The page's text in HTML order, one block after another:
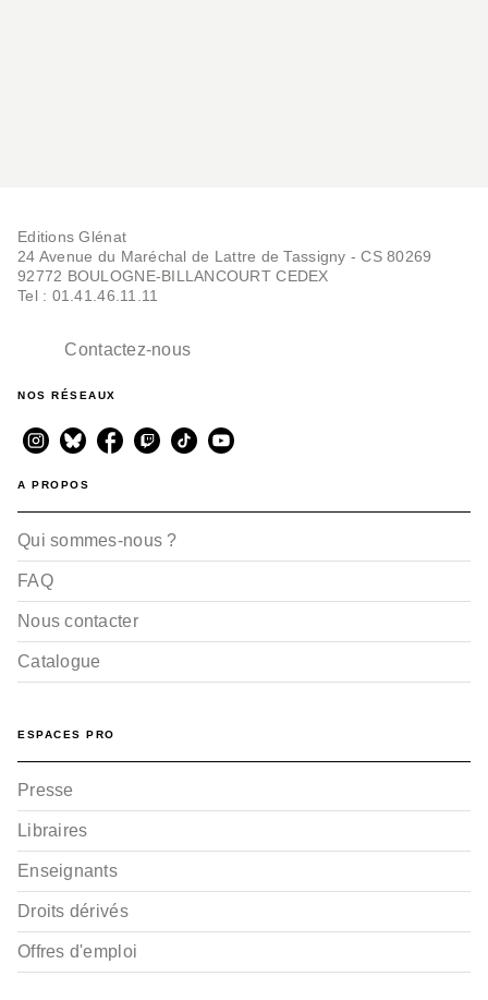
Editions Glénat
24 Avenue du Maréchal de Lattre de Tassigny - CS 80269
92772 BOULOGNE-BILLANCOURT CEDEX
Tel : 01.41.46.11.11
Contactez-nous
NOS RÉSEAUX
A PROPOS
Qui sommes-nous ?
FAQ
Nous contacter
Catalogue
ESPACES PRO
Presse
Libraires
Enseignants
Droits dérivés
Offres d'emploi